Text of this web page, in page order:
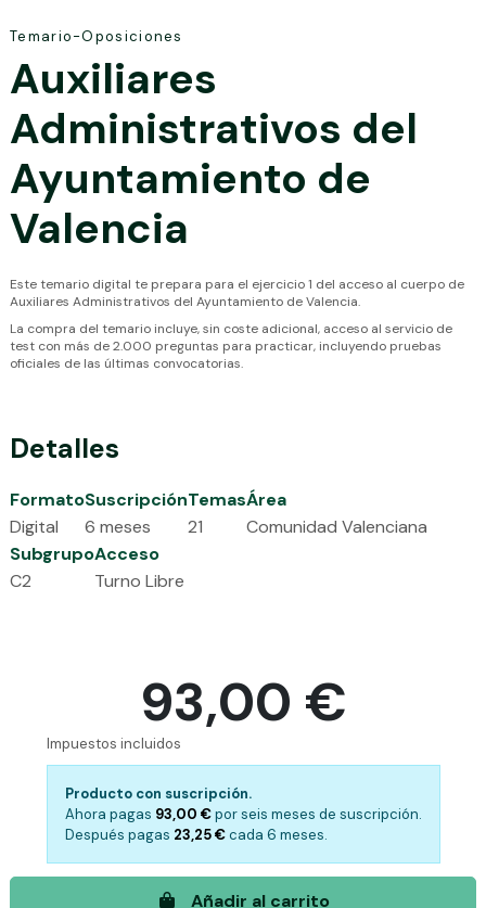
Temario-Oposiciones
Auxiliares
Administrativos del
Ayuntamiento de
Valencia
Este temario digital te prepara para el ejercicio 1 del acceso al cuerpo de
Auxiliares Administrativos del Ayuntamiento de Valencia.
La compra del temario incluye, sin coste adicional, acceso al servicio de
test con más de 2.000 preguntas para practicar, incluyendo pruebas
oficiales de las últimas convocatorias.
Detalles
Formato
Digital
Suscripción
6 meses
Temas
21
Área
Comunidad Valenciana
Subgrupo
C2
Acceso
Turno Libre
93,00 €
Impuestos incluidos
Producto con suscripción.
Ahora pagas 93,00 €porseis meses de suscripción.
Después pagas 23,25 €cada 6 meses.
Añadir al carrito